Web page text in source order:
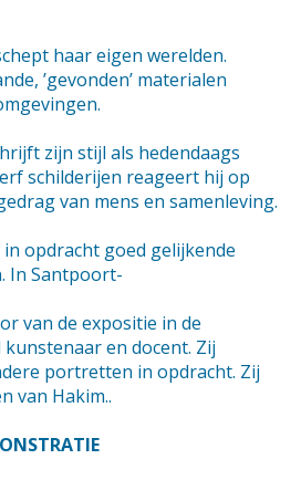
haar eigen werelden.
’gevonden’ materialen
zijn stijl als hedendaags
schilderijen reageert hij op
van mens en samenleving.
in opdracht goed gelijkende
In Santpoort-
van de expositie in de
en docent. Zij
portretten in opdracht. Zij
van Hakim..